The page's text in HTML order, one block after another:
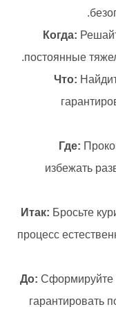
Когда:
постоянные
Что:
Где:
избежать
Итак:Бросьте
процесс
До: